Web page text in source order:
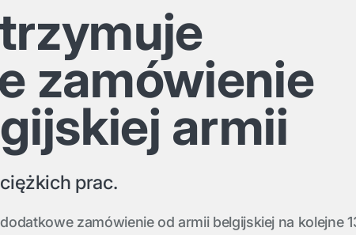
zamówienie
armii
prac.
zamówienie od armii belgijskiej na kolejne